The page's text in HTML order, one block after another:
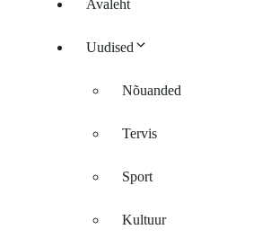
Avaleht
Uudised
Nõuanded
Tervis
Sport
Kultuur